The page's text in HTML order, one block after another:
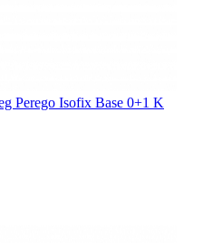
Perego Isofix Base 0+1 K